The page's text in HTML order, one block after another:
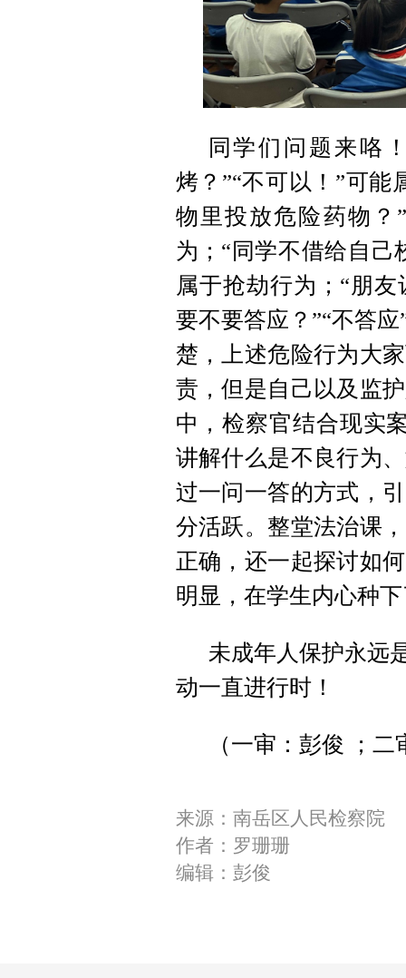
同学们问题来咯
烤？”“不可以！”可能
物里投放危险药物？
为；“同学不借给自己
属于抢劫行为；“朋
要不要答应？”“不答
楚，上述危险行为大
责，但是自己以及监
中，检察官结合现实
讲解什么是不良行为
过一问一答的方式，
分活跃。整堂法治课
正确，还一起探讨如
明显，在学生内心种
未成年人保护永远
动一直进行时！
（一审：彭俊 ；
来源：南岳区人民检察院
作者：罗珊珊
编辑：彭俊